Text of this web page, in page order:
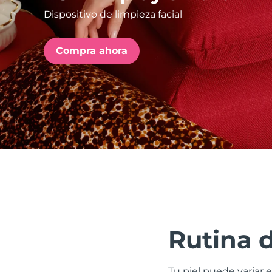
Dispositivo de limpieza facial
Compra ahora
Rutina
issa™ Teeth Whitening Set
FAQ™ Dual LED Panel
POPULAR